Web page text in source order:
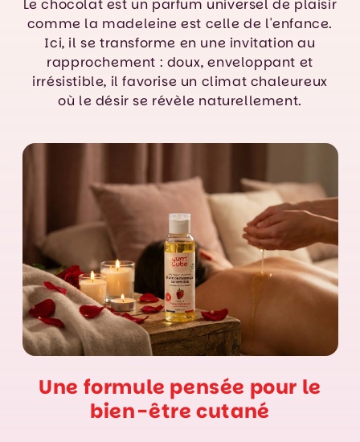
Le chocolat est un parfum universel de plaisir
comme la madeleine est celle de l'enfance.
Ici, il se transforme en une invitation au
rapprochement : doux, enveloppant et
irrésistible, il favorise un climat chaleureux
où le désir se révèle naturellement.
Une formule pensée pour le
bien-être cutané